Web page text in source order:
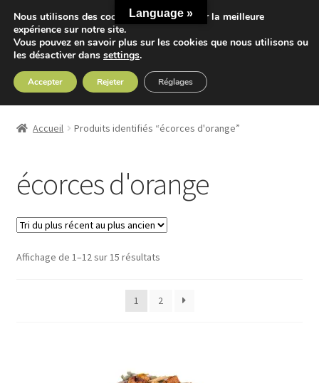
Aller
à
la
navigation
Aller
au
contenu
Accueil
Nos Tisanes
Detox
Sport
Accueil Produits identifiés “écorces d'orange”
écorces d'orange
Affichage de 1–12 sur 15 résultatsTrié
récent
1 2
Language »
Nous utilisons des cookies pour vous offrir la meilleure
expérience sur notre site.
Vous pouvez en savoir plus sur les cookies que nous utilisons ou
les désactiver dans settings.
Accepter Rejeter Réglages